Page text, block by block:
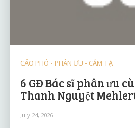
CÁO PHÓ - PHÂN ƯU - CẢM TẠ
6 GĐ Bác sĩ phân ưu
Thanh Nguyệt
July 24, 2026